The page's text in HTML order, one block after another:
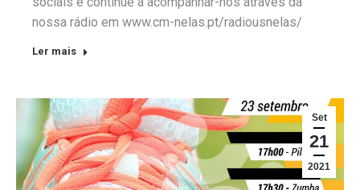
nossa rádio em www.cm-nelas.pt/radiousnelas/
Ler mais
Set
21
2021